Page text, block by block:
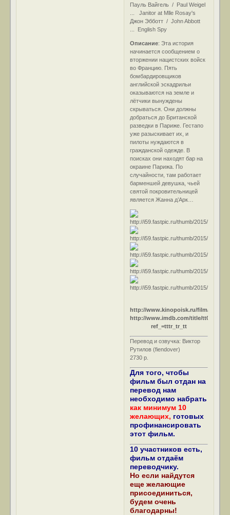
Пауль Вайгель / Paul Weigel
... Janitor at Mlle Rosay's
Джон Эбботт / John Abbott
... English Spy
Описание: Эта история
начинается сообщением о
вторжении нацистских войск
во Францию. Пять
бомбардировщиков
английской эскадрильи
оказываются на земле и
лётчики вынуждены
скрываться. Они должны
добраться до Британской
разведки в Париже. Гестапо
уже разыскивает их, и
пилоты нуждаются в
гражданской одежде. В
поисках они находят бар на
окраине Парижа. По
случайности, там работает
барменшей девушка, чьей
святой покровительницей
является Жанна д’Арк…
http://www.kinopoisk.ru/film/8624/
http://www.imdb.com/title/
ref_=tttr_tr_tt
Перевод и озвучка: Виктор
Рутилов (fiendover)
2730 р.
Для того, чтобы
фильм был отдан на
перевод нам
необходимо набрать
как минимум 10
желающих, готовых
профинансировать
этот фильм.
10 участников есть,
фильм отдаём
переводчику.
Но если найдутся
еще желающие
присоединиться,
будем очень
благодарны!